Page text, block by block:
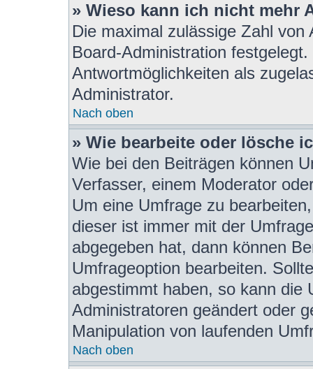
» Wieso kann ich nicht mehr
Die maximal zulässige Zahl
Board-Administration
Antwortmöglichkeiten als
Administrator.
Nach oben
» Wie bearbeite oder lösche
Wie bei den Beiträgen können
Verfasser, einem Moderator
Um eine Umfrage zu
dieser ist immer mit der
abgegeben hat, dann können
Umfrageoption bearbeiten.
abgestimmt haben, so kann die
Administratoren geändert oder
Manipulation von laufenden
Nach oben